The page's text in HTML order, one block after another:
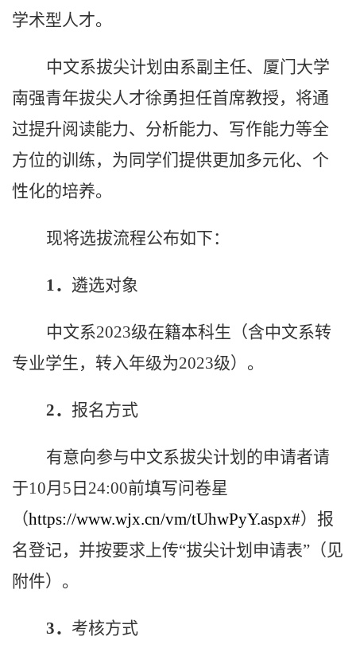
学术型人才。
中文系拔尖计划由系副 主任、厦门大学
南强青年拔尖人才徐勇担任首席教授，将通
过提升阅读能力、分析能力、 写作能力等全
方位的训练，为同学们提供更加多元化、个
性化的培养。
现将选拔流程公布如下：
1． 遴选对象
中文系2023级在籍本科生（含中文系转
专业学生，转入年级为2023级）。
2． 报名方式
有意向参与中文系拔尖计划的申请者请
于10月 5 日 24:00前填写问卷星
（https://www.wjx.cn/vm/tUhwPyY.aspx#）报
名登记，并按要求上传“拔尖计划申请表”（ 见
附件） 。
3． 考核方式